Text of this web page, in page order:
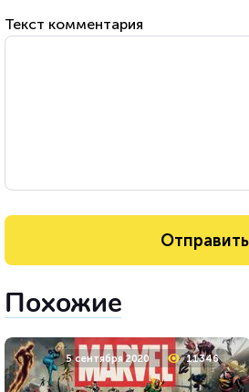
Текст комментария
Похожие
5 сентября 2020 11346